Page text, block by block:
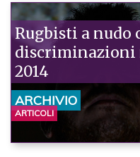
Rugbisti a nudo
discriminazioni
2014
ARCHIVIO
ARTICOLI